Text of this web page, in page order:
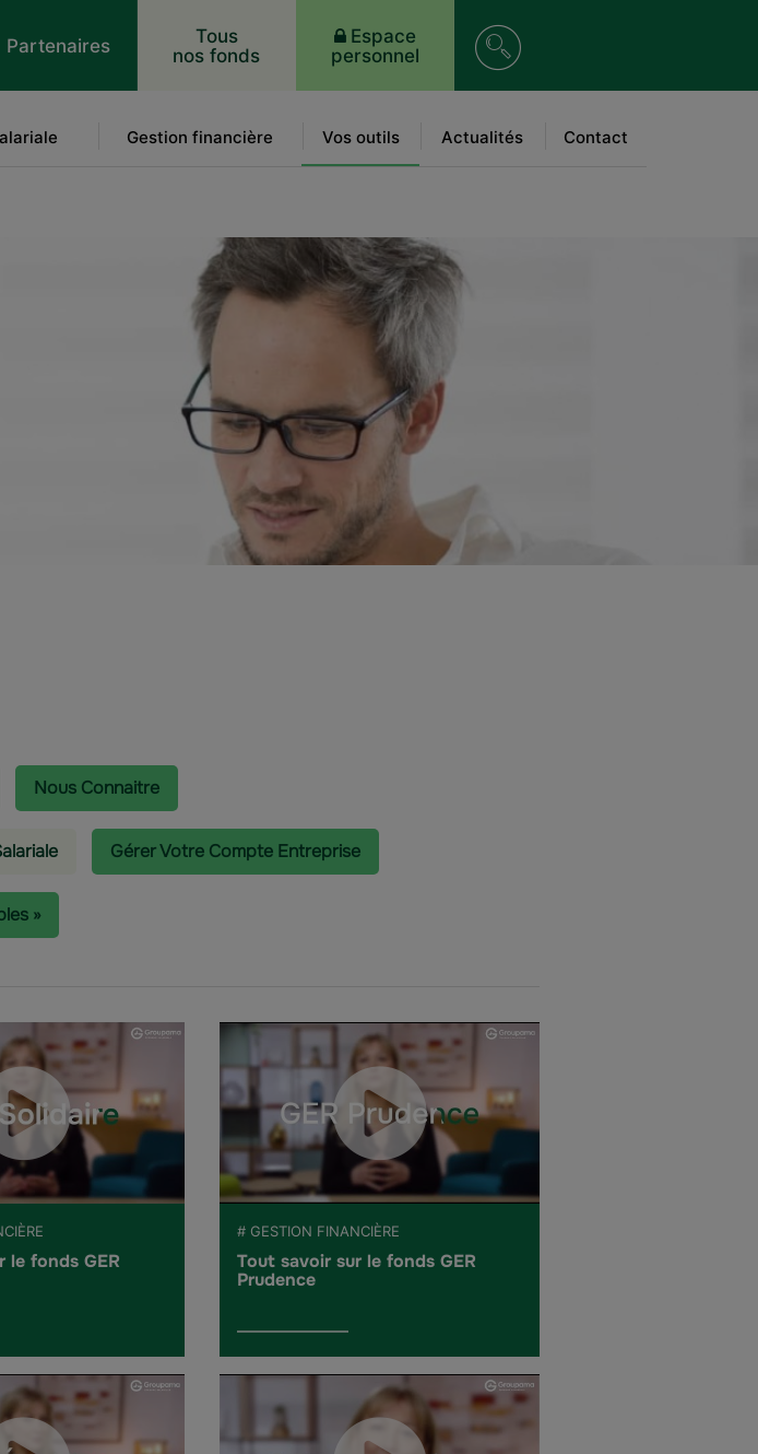
Gestion financière Vos outils Actualités Contact
Partenaires
Tous
nos fonds
Espace
personnel
sur
le
Nous Connaitre
Gérer Votre Compte Entreprise
»
le fonds GER
# GESTION FINANCIÈRE
Tout savoir sur le fonds GER
Prudence